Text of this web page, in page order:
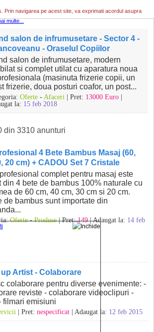
Prin navigarea pe acest site, va exprimati acordul asupra
multe...
salon de infrumusetare - Sector 4 -
- Oraselul Copiilor
salon de infrumusetare, modern
si complet utilat cu aparatura noua
(masinuta frizerie copii, un
frizerie, doua posturi coafor, un post...
Oferte - Afaceri | Pret: 13000 Euro
la: 15 feb 2018
din 3310 anunturi
4 Bete Bambus Masaj (60,
20 cm) + CADOU Set 7 Cristale
complet pentru masaj este
din 4 bete de bambus 100% naturale cu
de 60 cm, 40 cm, 30 cm si 20 cm.
de bambus sunt importate din
Oferte-Produse| Pret:149| Adaugat la: 14 feb
up Artist - Colaborare
colaborare pentru diverse evenimente: -
reviste - colaborare videoclipuri -
filmari emisiuni
| Pret: nespecificat | Adaugat la: 12 feb 2015